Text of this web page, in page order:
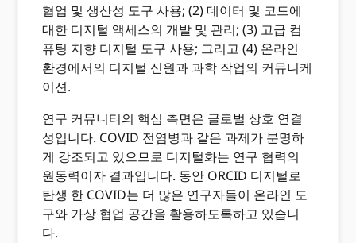
협업 및 생산성 도구 사용; (2) 데이터 및 코드에
대한 디지털 액세스의 개발 및 관리; (3) 고급 컴
퓨팅 지향 디지털 도구 사용; 그리고 (4) 온라인
환경에서의 디지털 신원과 과학 작업의 커뮤니케
이션.
연구 커뮤니티의 핵심 측면은 글로벌 상호 연결
성입니다. COVID 전염병과 같은 과제가 분명하
게 강조되고 있으므로 디지털화는 연구 협력의
원동력이자 결과입니다. 동안 ORCID 디지털로
탄생 한 COVID는 더 많은 연구자들이 온라인 도
구와 가상 협업 공간을 활용하도록하고 있습니
다.